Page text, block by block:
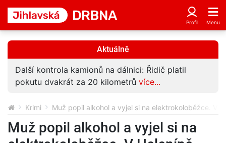
Aktuálně
Další kontrola kamionů na dálnici: Řidič platil
pokutu dvakrát za 20 kilometrů více...
Krimi Muž popil alkohol a vyjel si na elektrokoloběžce. V
Muž popil alkohol a vyjel si na